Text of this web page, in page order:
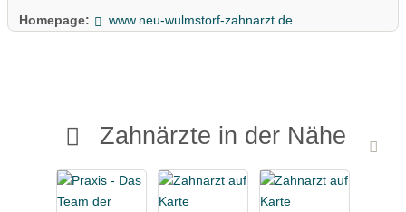
Homepage: www.neu-wulmstorf-zahnarzt.de
Zahnärzte in der Nähe